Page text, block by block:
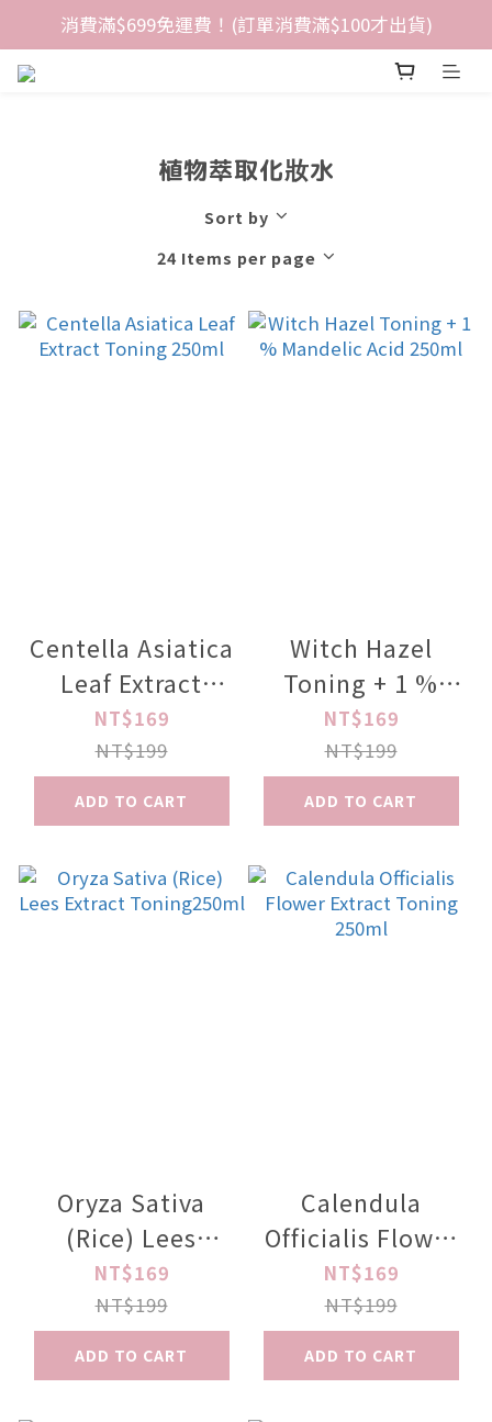
消費滿$699免運費！(訂單消費滿$100才出貨)
植物萃取化妝水
Sort by
24 Items per page
Centella Asiatica
Leaf Extract
Toning 250ml
NT$169
NT$199
ADD TO CART
Witch Hazel
Toning + 1 %
Mandelic Acid
250ml
NT$169
NT$199
ADD TO CART
Oryza Sativa
(Rice) Lees
Extract
Toning250ml
NT$169
NT$199
ADD TO CART
Calendula
Officialis Flower
Extract Toning
250ml
NT$169
NT$199
ADD TO CART